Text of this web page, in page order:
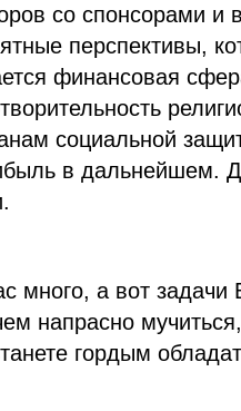
со спонсорами
перспективы,
финансовая
социальной
в дальнейшем.
много, а вот
напрасно
гордым